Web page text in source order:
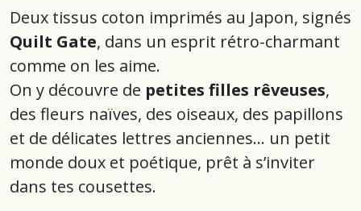
Deux tissus coton imprimés au Japon, signés
Quilt Gate, dans un esprit rétro-charmant
comme on les aime.
On y découvre de petites filles rêveuses,
des fleurs naïves, des oiseaux, des papillons
et de délicates lettres anciennes… un petit
monde doux et poétique, prêt à s’inviter
dans tes cousettes.